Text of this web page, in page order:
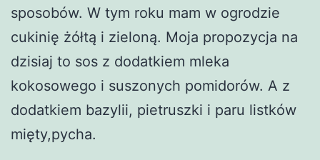
sposobów. W tym roku mam w ogrodzie
cukinię żółtą i zieloną. Moja propozycja na
dzisiaj to sos z dodatkiem mleka
kokosowego i suszonych pomidorów. A z
dodatkiem bazylii, pietruszki i paru listków
mięty,pycha.